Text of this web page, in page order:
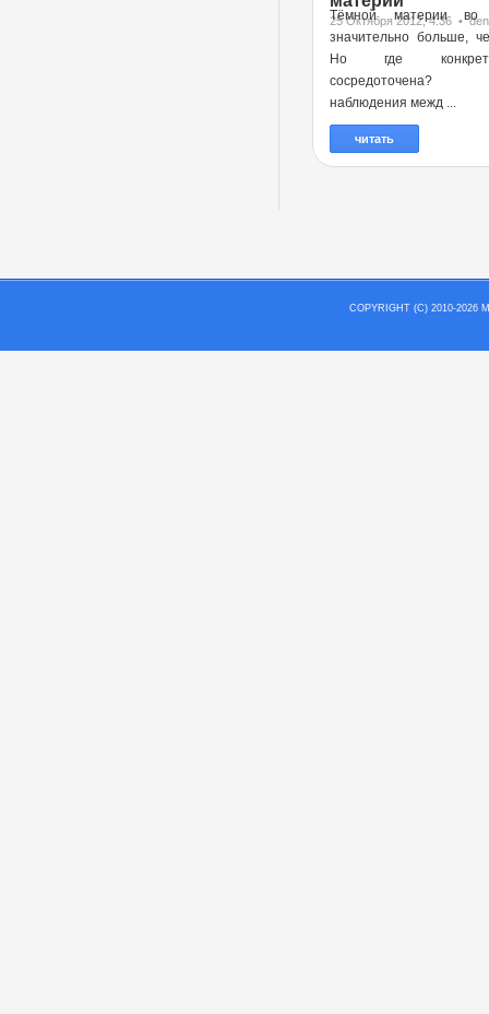
25 Октября 2012, 4:36 • den
Тёмной материи во
значительно больше,
Но где
наблюдения межд ...
читать
COPYRIGHT (C) 2010-